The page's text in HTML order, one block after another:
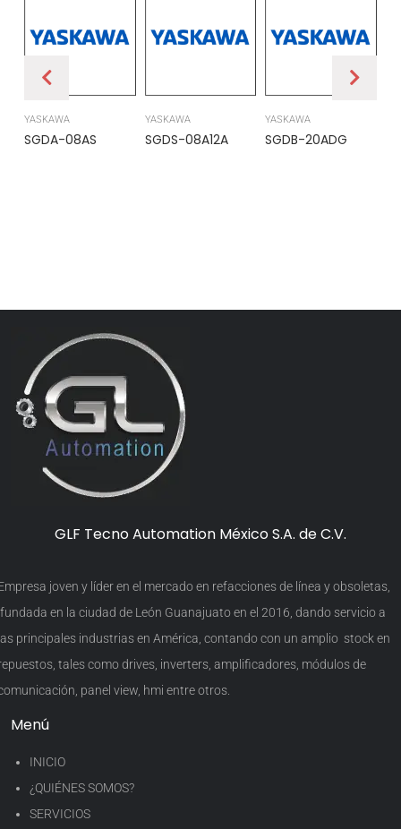
YASKAWA
SGDA-08AS
YASKAWA
SGDS-08A12A
YASKAWA
SGDB-20ADG
GLF Tecno Automation México S.A. de C.V.
joven y líder en el mercado en refacciones de línea y obsoletas,
en la ciudad de León Guanajuato en el 2016, dando servicio a
principales industrias en América, contando con un amplio stock en
tales como drives, inverters, amplificadores, módulos de
panel view, hmi entre otros.
Menú
INICIO
¿QUIÉNES SOMOS?
SERVICIOS